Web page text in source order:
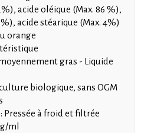
acide oléique (Max. 86 %),
acide stéarique (Max. 4%)
orange
gras - Liquide
biologique, sans OGM
Pressée à froid et filtrée
ml